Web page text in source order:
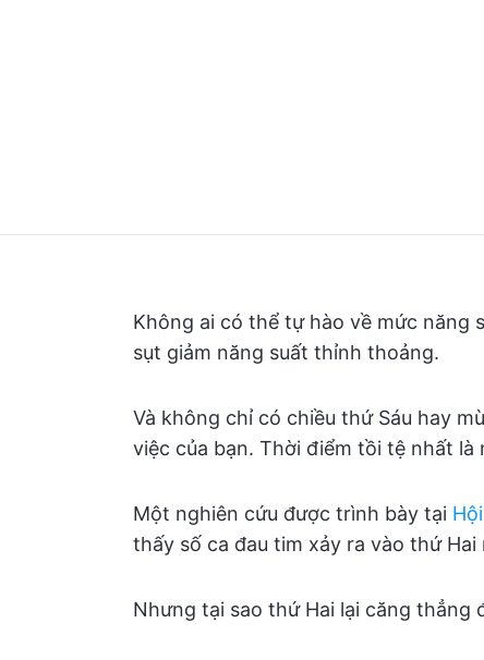
Không ai có thể tự hào về mức năng
sụt giảm năng suất thỉnh thoảng.
Và không chỉ có chiều thứ Sáu hay
việc của bạn. Thời điểm tồi tệ nhất
Một nghiên cứu được trình bày tại
thấy số ca đau tim xảy ra vào thứ
Nhưng tại sao thứ Hai lại căng thẳng